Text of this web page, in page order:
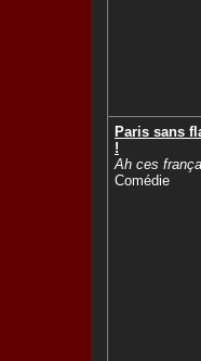
Paris sans
!
Ah ces
Comédie